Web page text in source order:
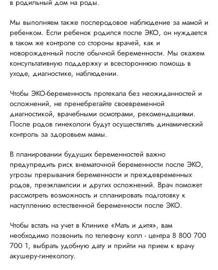
в родильный дом на роды.
Мы выполняем также послеродовое наблюдение за мамой и
ребенком. Если ребенок родился после ЭКО, он нуждается
в таком же контроле со стороны врачей, как и
новорожденный после обычной беременности. Мы окажем
консультативную поддержку и всестороннюю помощь в
уходе, диагностике, наблюдении.
Чтобы ЭКО-беременность протекала без неожиданностей и
осложнений, не пренебрегайте своевременной
диагностикой, врачебными осмотрами, рекомендациями.
После родов гинекологи будут осуществлять динамический
контроль за здоровьем мамы.
В планировании будущих беременностей важно
предупредить риск внематочной беременности после ЭКО,
угрозы прерывания беременности и преждевременных
родов, преэклампсии и других осложнений. Врач поможет
рассмотреть возможность и спланировать подготовку к
наступлению естественной беременности после ЭКО.
Чтобы встать на учет в Клинике «Мать и дитя», вам
необходимо позвонить по телефону колл - центра 8 800 700
700 1, выбрать удобную дату и прийти на прием к врачу
акушеру-гинекологу.